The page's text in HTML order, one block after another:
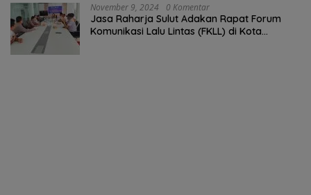
November 9, 2024 0 Komentar
Jasa Raharja Sulut Adakan Rapat Forum
Komunikasi Lalu Lintas (FKLL) di Kota